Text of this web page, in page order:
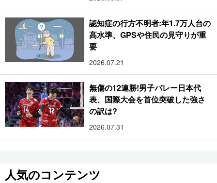
認知症の行方不明者:年1.7万人台の
高水準、GPSや住民の見守りが重
要
2026.07.21
無傷の12連勝!男子バレー日本代
表、国際大会を首位突破した強さ
の訳は?
2026.07.31
人気のコンテンツ